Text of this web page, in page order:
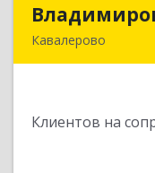
Кавалерово
Клиентов на